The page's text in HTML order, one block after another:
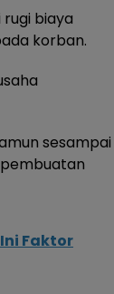
biaya
korban.
sesampai
Faktor